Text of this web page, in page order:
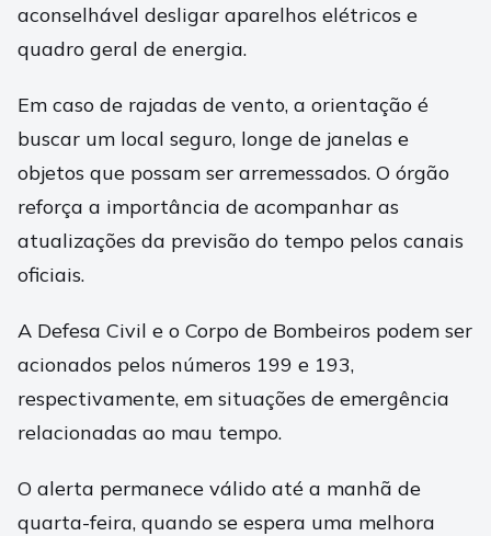
aconselhável desligar aparelhos elétricos e
quadro geral de energia.
Em caso de rajadas de vento, a orientação é
buscar um local seguro, longe de janelas e
objetos que possam ser arremessados. O órgão
reforça a importância de acompanhar as
atualizações da previsão do tempo pelos canais
oficiais.
A Defesa Civil e o Corpo de Bombeiros podem ser
acionados pelos números 199 e 193,
respectivamente, em situações de emergência
relacionadas ao mau tempo.
O alerta permanece válido até a manhã de
quarta-feira, quando se espera uma melhora